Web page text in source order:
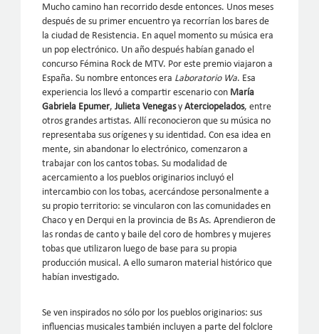
Mucho camino han recorrido desde entonces. Unos meses
después de su primer encuentro ya recorrían los bares de
la ciudad de Resistencia. En aquel momento su música era
un pop electrónico. Un año después habían ganado el
concurso Fémina Rock de MTV. Por este premio viajaron a
España. Su nombre entonces era Laboratorio Wa. Esa
experiencia los llevó a compartir escenario con María
Gabriela Epumer,Julieta VenegasyAterciopelados, entre
otros grandes artistas. Allí reconocieron que su música no
representaba sus orígenes y su identidad. Con esa idea en
mente, sin abandonar lo electrónico, comenzaron a
trabajar con los cantos tobas. Su modalidad de
acercamiento a los pueblos originarios incluyó el
intercambio con los tobas, acercándose personalmente a
su propio territorio: se vincularon con las comunidades en
Chaco y en Derqui en la provincia de Bs As. Aprendieron de
las rondas de canto y baile del coro de hombres y mujeres
tobas que utilizaron luego de base para su propia
producción musical. A ello sumaron material histórico que
habían investigado.
Se ven inspirados no sólo por los pueblos originarios: sus
influencias musicales también incluyen a parte del folclore